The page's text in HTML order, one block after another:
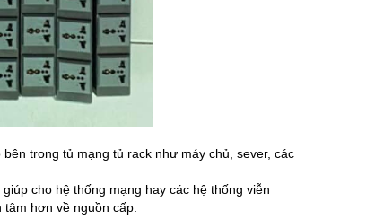
trong tủ mạng tủ rack như máy chủ, sever, các
cho hệ thống mạng hay các hệ thống viễn
hơn về nguồn cấp.